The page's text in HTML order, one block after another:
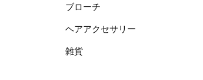
ブローチ
ヘアアクセサリー
雑貨